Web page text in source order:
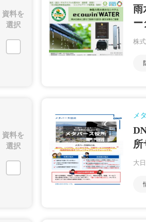
資料を
選択
雨
ー
株
資料を
選択
メ
所
大